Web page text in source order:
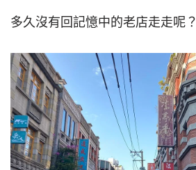
多久沒有回記憶中的老店走走呢？